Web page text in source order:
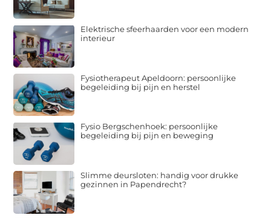
Elektrische sfeerhaarden voor een modern
interieur
Fysiotherapeut Apeldoorn: persoonlijke
begeleiding bij pijn en herstel
Fysio Bergschenhoek: persoonlijke
begeleiding bij pijn en beweging
Slimme deursloten: handig voor drukke
gezinnen in Papendrecht?